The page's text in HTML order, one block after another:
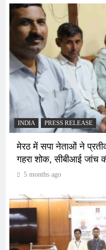
INDIA PRESS RELEASE
मेरठ में सपा नेताओं ने
गहरा शोक, सीबीआई जांच
5 months ago